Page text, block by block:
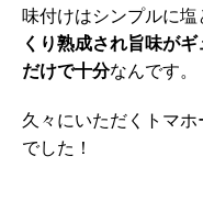
味付けはシンプルに塩
くり熟成され旨味が
だけで十分なんです。
久々にいただくトマ
でした！